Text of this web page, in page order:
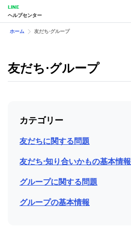
LINE
ヘルプセンター
ホーム 友だち⋅グループ
友だち⋅グループ
カテゴリー
友だちに関する問題
友だち⋅知り合いかもの基本情報
グループに関する問題
グループの基本情報